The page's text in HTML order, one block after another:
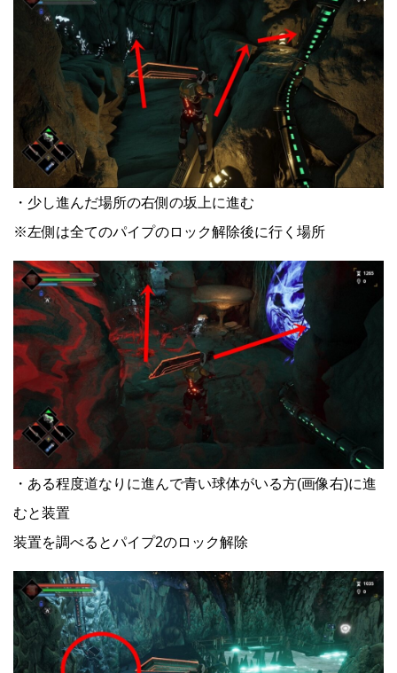
・少し進んだ場所の右側の坂上に進む
※左側は全てのパイプのロック解除後に行く場所
・ある程度道なりに進んで青い球体がいる方(画像右)に進
むと装置
装置を調べるとパイプ2のロック解除